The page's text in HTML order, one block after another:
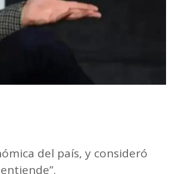
del país, y consideró